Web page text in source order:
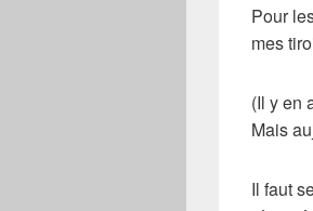
Pour
mes
(Il y en
Mais
Il faut